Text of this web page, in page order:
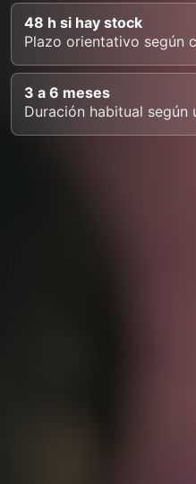
48 h si hay stock
Plazo orientativo según
3 a 6 meses
Duración habitual según